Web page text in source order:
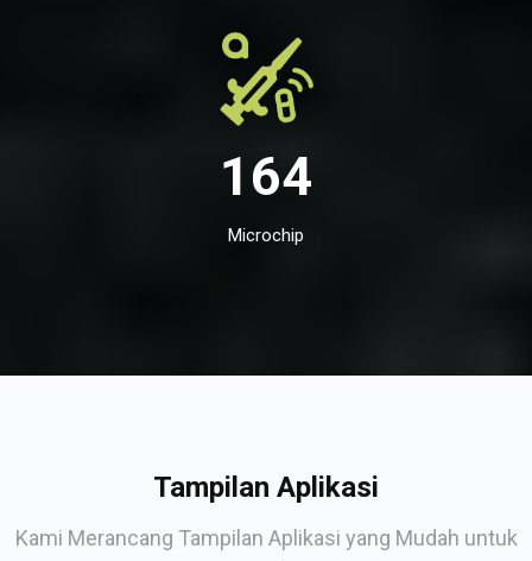
164
Microchip
Tampilan Aplikasi
Kami Merancang Tampilan Aplikasi yang Mudah untuk